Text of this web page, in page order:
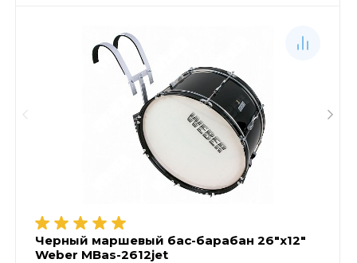
Черный маршевый бас-барабан 26"х12"
Weber MBas-2612jet